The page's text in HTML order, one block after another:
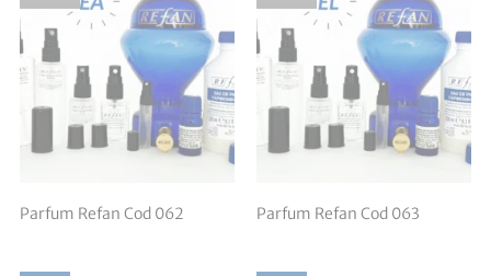
Parfum Refan Cod 062 Parfum Refan Cod 063